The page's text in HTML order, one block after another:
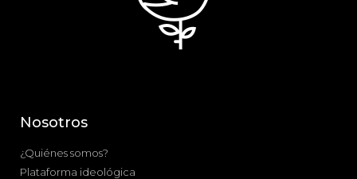
Nosotros
¿Quiénes somos?
Plataforma ideológica